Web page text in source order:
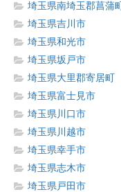
埼玉県南埼玉郡菖蒲町
埼玉県吉川市
埼玉県和光市
埼玉県坂戸市
埼玉県大里郡寄居町
埼玉県富士見市
埼玉県川口市
埼玉県川越市
埼玉県幸手市
埼玉県志木市
埼玉県戸田市